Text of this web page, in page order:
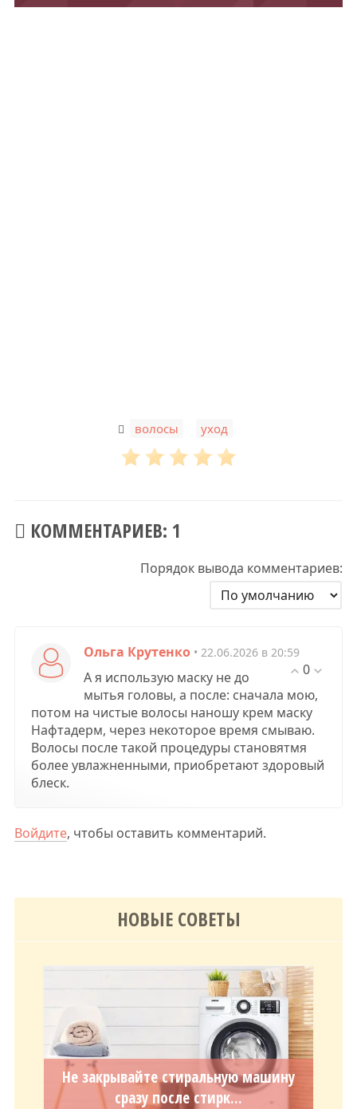
волосы уход
КОММЕНТАРИЕВ: 1
Порядок вывода комментариев:
Ольга Крутенко • 22.06.2026 в 20:59
0
А я использую маску не до
мытья головы, а после: сначала мою,
потом на чистые волосы наношу крем маску
Нафтадерм, через некоторое время смываю.
Волосы после такой процедуры становятмя
более увлажненными, приобретают здоровый
блеск.
Войдите, чтобы оставить комментарий.
НОВЫЕ СОВЕТЫ
Не закрывайте стиральную машину
сразу после стирк...